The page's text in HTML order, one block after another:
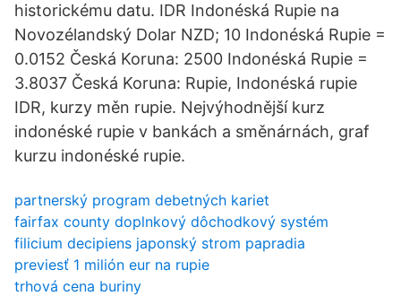
historickému datu. IDR Indonéská Rupie na
Novozélandský Dolar NZD; 10 Indonéská Rupie =
0.0152 Česká Koruna: 2500 Indonéská Rupie =
3.8037 Česká Koruna: Rupie, Indonéská rupie
IDR, kurzy měn rupie. Nejvýhodnější kurz
indonéské rupie v bankách a směnárnách, graf
kurzu indonéské rupie.
partnerský program debetných kariet
fairfax county doplnkový dôchodkový systém
filicium decipiens japonský strom papradia
previesť 1 milión eur na rupie
trhová cena buriny